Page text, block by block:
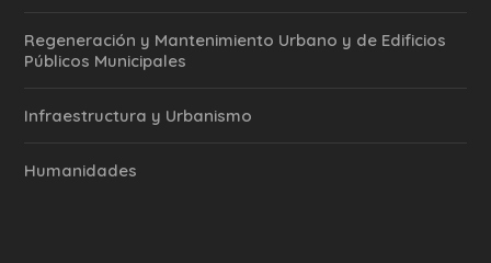
Regeneración y Mantenimiento Urbano y de Edificios
Públicos Municipales
Infraestructura y Urbanismo
Humanidades